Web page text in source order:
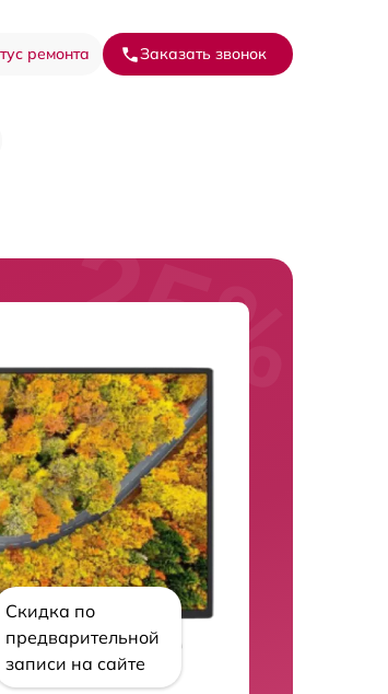
ремонта Заказать звонок
Скидка по
предварительной
записи на сайте